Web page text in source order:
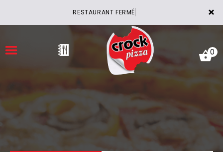
×
RESTAURANT FERMÉ
ACCUEIL
0